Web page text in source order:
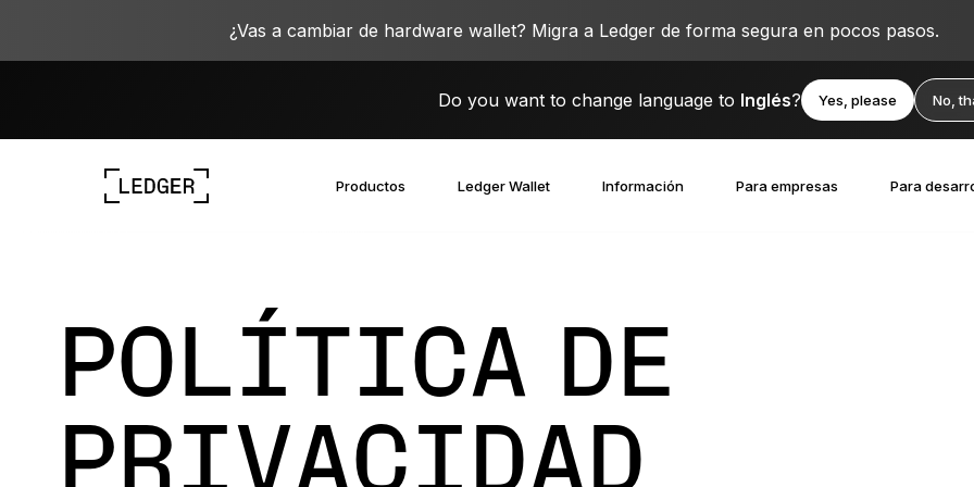
¿Vas a cambiar de hardware wallet? Migra a Ledger de forma segura en pocos pasos.
Do you want to change language to Inglés? Yes, please No,
Productos
Descubre nuestros dispositivos
Ledger Wallet
Ecosistema de Ledger
Información
Aprende sobre la Web3
Para empresas
Oportunidades laborales en Ledger
Para
Descubre nuestros dispositivos
POLÍTICA DE
PRIVACIDAD